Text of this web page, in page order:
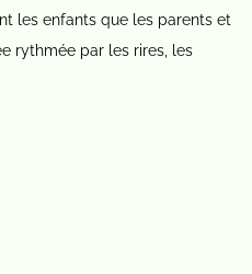
les enfants que les parents et
rythmée par les rires, les